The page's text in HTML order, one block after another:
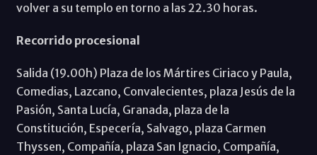
volver a su templo en torno a las 22.30 horas.
Recorrido procesional
Salida (19.00h) Plaza de los Mártires Ciriaco y Paula,
Comedias, Lazcano, Convalecientes, plaza Jesús de la
Pasión, Santa Lucía, Granada, plaza de la
Constitución, Especería, Salvago, plaza Carmen
Thyssen, Compañía, plaza San Ignacio, Compañía,